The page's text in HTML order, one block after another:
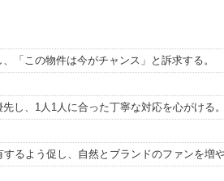
、「この物件は今がチャンス」と訴求する。
先し、1人1人に合った丁寧な対応を心がける。
するよう促し、自然とブランドのファンを増や